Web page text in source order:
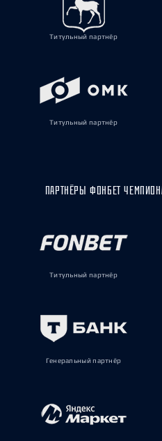
Титульный партнёр
Титульный партнёр
ПАРТНЁРЫ ФОНБЕТ
Титульный партнёр
Генеральный партнёр